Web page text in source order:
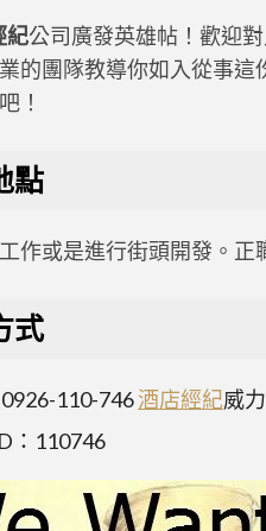
紀公司廣發英雄帖！歡迎
的團隊教導你如入從事
！
點
作或是進行街頭開發。
式
110-746酒店經紀威力
：110746